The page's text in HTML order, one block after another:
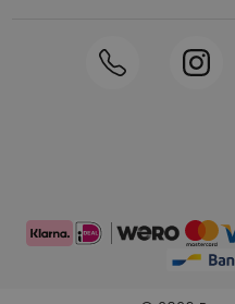
Telefonische
Persönliche Beratung: